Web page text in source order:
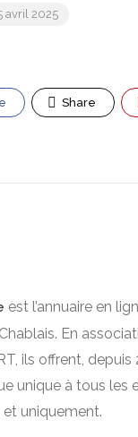
avril 2025
Share
est l’annuaire en
En
ils offrent,
unique à tous les
et uniquement.